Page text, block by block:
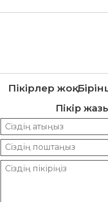
Пікірлер жоқ.
Пікір